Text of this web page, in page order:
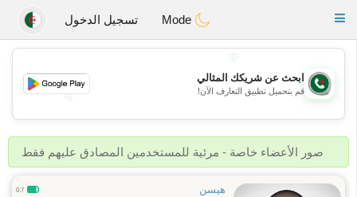
Weshrak
Toggle
تسجيل الدخول
💖
💕
💕
ابحث عن شريكك المثالي
قم بتحميل تطبيق التعارف الآن!
صور الأعضاء خاصة - مرئية للمستخدمين المصادق عليهم فقط
هيسن 0.7